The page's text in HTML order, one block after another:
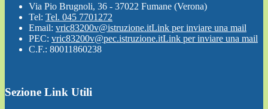
Via Pio Brugnoli, 36 - 37022 Fumane (Verona)
Tel: Tel. 045 7701272
Email: vric83200v@istruzione.itLink per inviare una mail
PEC: vric83200v@pec.istruzione.itLink per inviare una mail
C.F.: 80011860238
Sezione Link Utili